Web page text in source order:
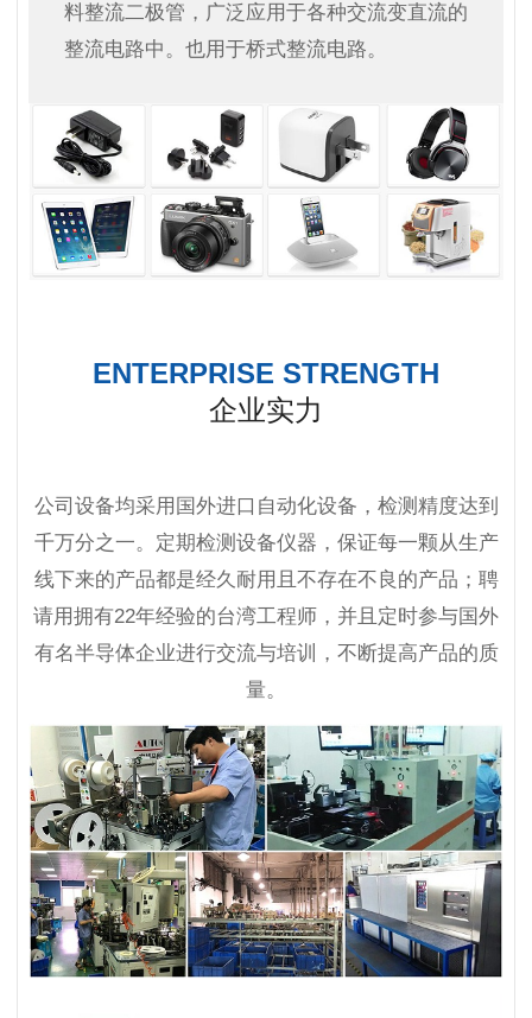
料整流二极管，广泛应用于各种交流变直流的
整流电路中。也用于桥式整流电路。
ENTERPRISE STRENGTH
企业实力
公司设备均采用国外进口自动化设备，检测精度达到
千万分之一。定期检测设备仪器，保证每一颗从生产
线下来的产品都是经久耐用且不存在不良的产品；聘
请用拥有22年经验的台湾工程师，并且定时参与国外
有名半导体企业进行交流与培训，不断提高产品的质
量。